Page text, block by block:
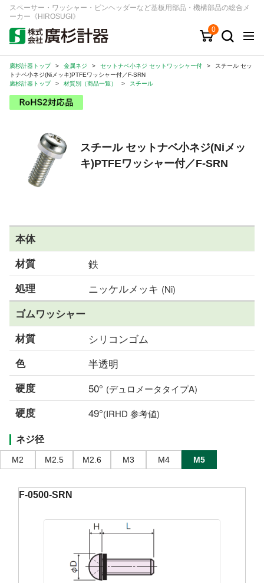
スペーサー・ワッシャー・ピンヘッダーなど基板用部品・機構部品の総合メ
ーカー《HIROSUGI》
0
キーワード 品番/シリーズ
商品カテゴリから探す
ジャンルから探す
シリーズから探す
ログイン
お問い合わせ窓口
廣杉計器トップ > 金属ネジ > セットナベ小ネジ セットワッシャー付 >
スチール セッ
トナベ小ネジ(Niメッキ)PTFEワッシャー付／F-SRN
廣杉計器トップ
> 材質別（商品一覧） > スチール
スチール セットナベ小ネジ(Niメッ
キ)PTFEワッシャー付／F-SRN
本体
材質
鉄
処理 ニッケルメッキ (Ni)
ゴムワッシャー
材質
シリコンゴム
色 半透明
硬度 50° (デュロメータタイプA)
硬度 49°(IRHD 参考値)
ネジ径
M2 M2.5 M2.6 M3 M4 M5
F-0500-SRN